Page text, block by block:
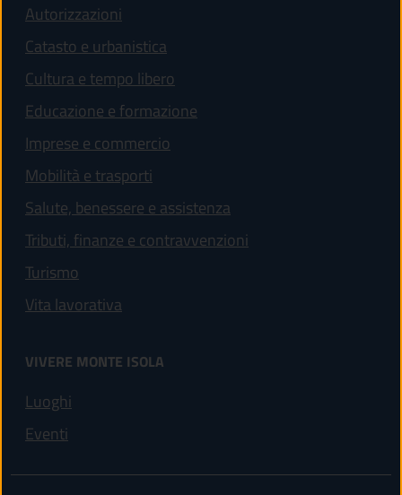
Autorizzazioni
Catasto e urbanistica
Cultura e tempo libero
Educazione e formazione
Imprese e commercio
Mobilità e trasporti
Salute, benessere e assistenza
Tributi, finanze e contravvenzioni
Turismo
Vita lavorativa
VIVERE MONTE ISOLA
Luoghi
Eventi